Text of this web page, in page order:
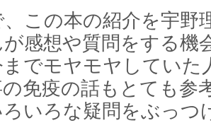
、この本の紹介を宇野
が感想や質問をする機
までモヤモヤしていた
免疫の話もとても参
ろいろな疑問をぶっつ